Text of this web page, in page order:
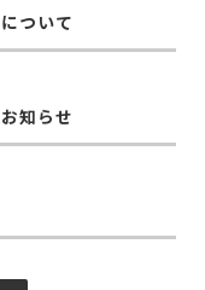
ついて
知らせ